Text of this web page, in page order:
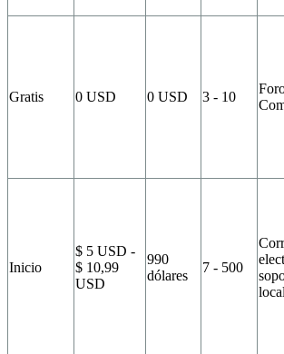
Gratis 0 USD 0 USD 3 - 10
Inicio
$ 5 USD -
$ 10,99
USD
990
dólares
7 - 500
local